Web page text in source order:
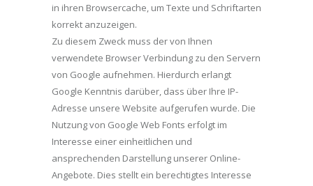
in ihren Browsercache, um Texte und Schriftarten
korrekt anzuzeigen.
Zu diesem Zweck muss der von Ihnen
verwendete Browser Verbindung zu den Servern
von Google aufnehmen. Hierdurch erlangt
Google Kenntnis darüber, dass über Ihre IP-
Adresse unsere Website aufgerufen wurde. Die
Nutzung von Google Web Fonts erfolgt im
Interesse einer einheitlichen und
ansprechenden Darstellung unserer Online-
Angebote. Dies stellt ein berechtigtes Interesse